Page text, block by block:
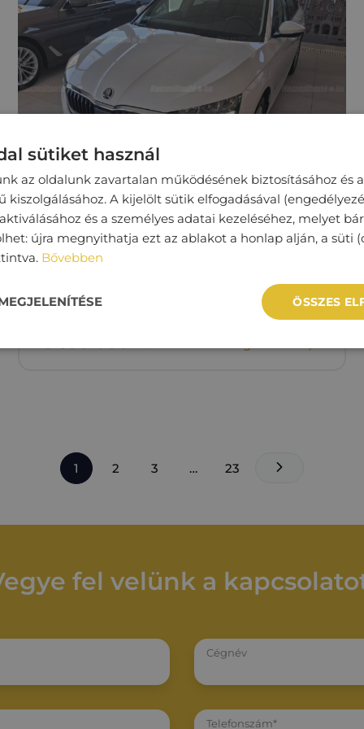
SKODA SCALA
108 534 km Manuális
1 2 3 … 23
fel velünk a
Cégnév
Telefonszám*
sütiket használ
az oldalunk zavartalan működésének biztosításához és
kiszolgálásához. A kijelölt sütik elfogadásával
és a személyes adatai kezeléséhez, melyet
újra megnyithatja ezt az ablakot a honlap alján, a süti
Bővebben
ÖSSZES